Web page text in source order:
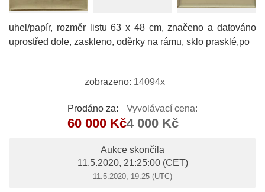
uhel/papír, rozměr listu 63 x 48 cm, značeno a datováno
uprostřed dole, zaskleno, oděrky na rámu, sklo prasklé,po
zobrazeno: 14094x
Prodáno za:
60 000 Kč
Vyvolávací cena:
4 000 Kč
Aukce skončila
11.5.2020, 21:25:00(CET)
11.5.2020, 19:25 (UTC)